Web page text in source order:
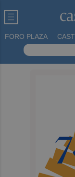
FORO PLAZA